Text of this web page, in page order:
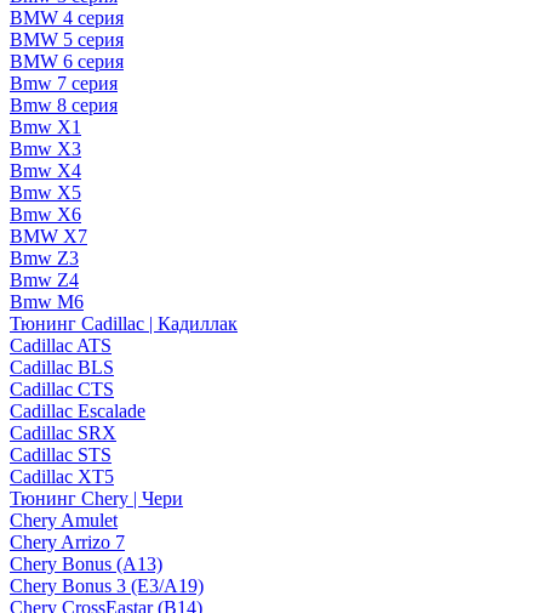
BMW 4 серия
BMW 5 серия
BMW 6 серия
Bmw 7 серия
Bmw 8 серия
Bmw X1
Bmw X3
Bmw X4
Bmw X5
Bmw X6
BMW X7
Bmw Z3
Bmw Z4
Bmw М6
Тюнинг Cadillac | Кадиллак
Cadillac ATS
Cadillac BLS
Cadillac CTS
Cadillac Escalade
Cadillac SRX
Cadillac STS
Cadillac XT5
Тюнинг Chery | Чери
Chery Amulet
Chery Arrizo 7
Chery Bonus (A13)
Chery Bonus 3 (E3/A19)
Chery CrossEastar (B14)